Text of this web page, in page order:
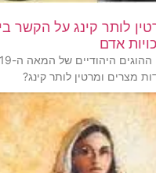
קינג על הקשר בין
אדם
מה חשב אחד מגדולי ההוגים
ומרטין לותר קינג?